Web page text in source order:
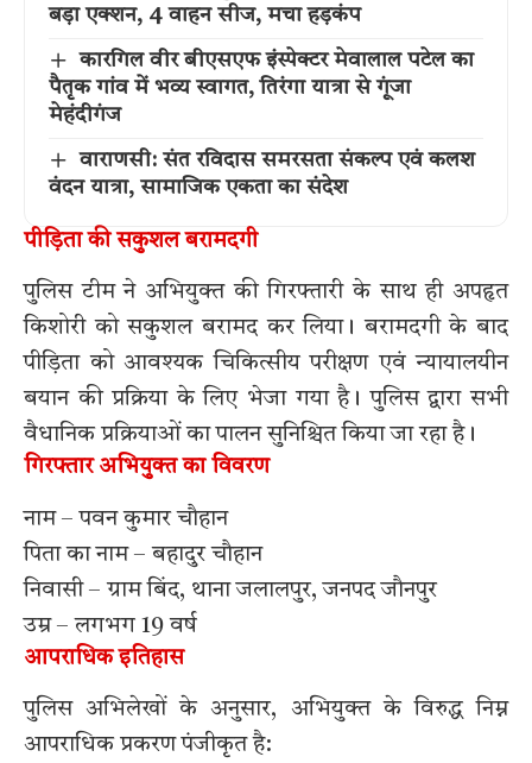
बड़ा एक्शन, 4 वाहन सीज, मचा हड़कंप
कारगिल वीर बीएसएफ इंस्पेक्टर मेवालाल पटेल का
पैतृक गांव में भव्य स्वागत, तिरंगा यात्रा से गूंजा
मेहंदीगंज
वाराणसी: संत रविदास समरसता संकल्प एवं कलश
वंदन यात्रा, सामाजिक एकता का संदेश
पीड़िता की सकुशल बरामदगी
पुलिस टीम ने अभियुक्त की गिरफ्तारी के साथ ही अपहृत
किशोरी को सकुशल बरामद कर लिया। बरामदगी के बाद
पीड़िता को आवश्यक चिकित्सीय परीक्षण एवं न्यायालयीन
बयान की प्रक्रिया के लिए भेजा गया है। पुलिस द्वारा सभी
वैधानिक प्रक्रियाओं का पालन सुनिश्चित किया जा रहा है।
गिरफ्तार अभियुक्त का विवरण
नाम – पवन कुमार चौहान
पिता का नाम – बहादुर चौहान
निवासी – ग्राम बिंद, थाना जलालपुर, जनपद जौनपुर
उम्र – लगभग 19 वर्ष
आपराधिक इतिहास
पुलिस अभिलेखों के अनुसार, अभियुक्त के विरुद्ध निम्न
आपराधिक प्रकरण पंजीकृत है: